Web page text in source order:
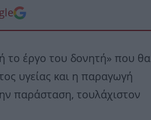
το έργο του δονητή» που θα
υγείας και η παραγωγή
παράσταση, τουλάχιστον